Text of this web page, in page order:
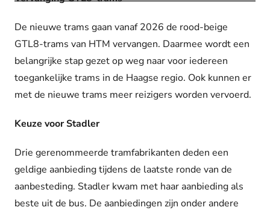
De nieuwe trams gaan vanaf 2026 de rood-beige
GTL8-trams van HTM vervangen. Daarmee wordt een
belangrijke stap gezet op weg naar voor iedereen
toegankelijke trams in de Haagse regio. Ook kunnen er
met de nieuwe trams meer reizigers worden vervoerd.
Keuze voor Stadler
Drie gerenommeerde tramfabrikanten deden een
geldige aanbieding tijdens de laatste ronde van de
aanbesteding. Stadler kwam met haar aanbieding als
beste uit de bus. De aanbiedingen zijn onder andere